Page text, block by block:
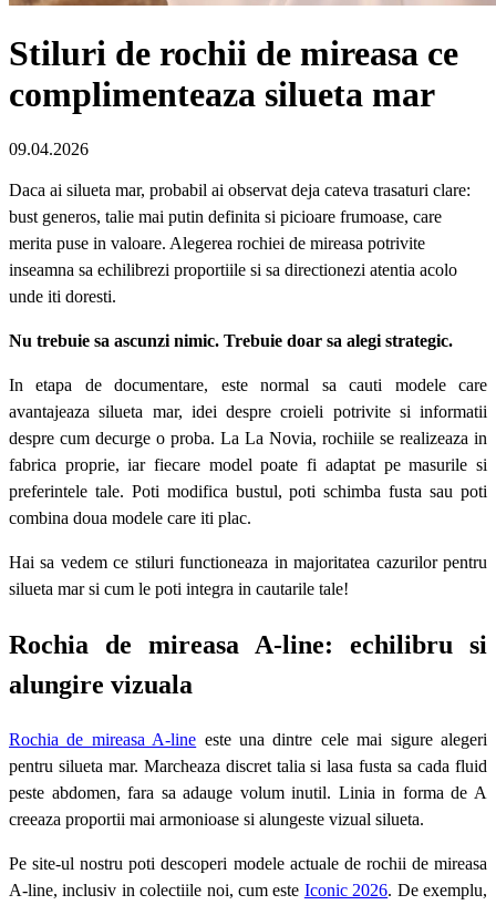
Stiluri de rochii de mireasa ce
complimenteaza silueta mar
09.04.2026
Daca ai silueta mar, probabil ai observat deja cateva trasaturi clare:
bust generos, talie mai putin definita si picioare frumoase, care
merita puse in valoare. Alegerea rochiei de mireasa potrivite
inseamna sa echilibrezi proportiile si sa directionezi atentia acolo
unde iti doresti.
Nu trebuie sa ascunzi nimic. Trebuie doar sa alegi strategic.
In etapa de documentare, este normal sa cauti modele care
avantajeaza silueta mar, idei despre croieli potrivite si informatii
despre cum decurge o proba. La La Novia, rochiile se realizeaza in
fabrica proprie, iar fiecare model poate fi adaptat pe masurile si
preferintele tale. Poti modifica bustul, poti schimba fusta sau poti
combina doua modele care iti plac.
Hai sa vedem ce stiluri functioneaza in majoritatea cazurilor pentru
silueta mar si cum le poti integra in cautarile tale!
Rochia de mireasa A-line: echilibru si
alungire vizuala
Rochia de mireasa A-line este una dintre cele mai sigure alegeri
pentru silueta mar. Marcheaza discret talia si lasa fusta sa cada fluid
peste abdomen, fara sa adauge volum inutil. Linia in forma de A
creeaza proportii mai armonioase si alungeste vizual silueta.
Pe site-ul nostru poti descoperi modele actuale de rochii de mireasa
A-line, inclusiv in colectiile noi, cum este Iconic 2026. De exemplu,